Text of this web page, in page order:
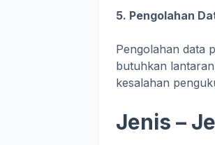
5. Pengolahan
Pengolahan data
butuhkan
kesalahan
Jenis –